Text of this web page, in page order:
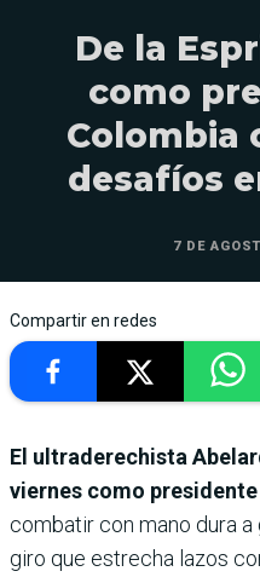
De la
como
Colombia
desafíos
7 DE
Compartir en redes
El ultraderechista
viernes como
combatir con mano dura
giro que estrecha lazos